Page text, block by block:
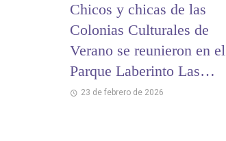
Chicos y chicas de las
Colonias Culturales de
Verano se reunieron en el
Parque Laberinto Las
Toninas
23 de febrero de 2026